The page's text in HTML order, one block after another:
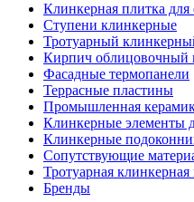
Клинкерная плитка для
Ступени клинкерные
Тротуарный
Кирпич облицовочный
Фасадные термопанели
Террасные пластины
Промышленная
Клинкерные элементы
Клинкерные
Сопутствующие
Тротуарная клинкерная
Бренды